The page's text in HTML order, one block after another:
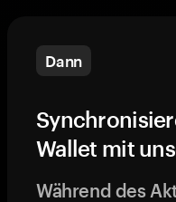
Dann
Wallet mit
Während des